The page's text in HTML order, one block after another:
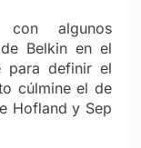
algunos
Belkin en el
para definir el
cúlmine el de
Hofland y Sep